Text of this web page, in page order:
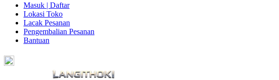
Masuk | Daftar
Lokasi Toko
Lacak Pesanan
Pengembalian Pesanan
Bantuan